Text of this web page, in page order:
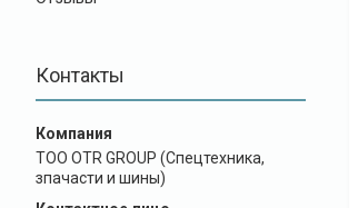
Контакты
ТОО OTR GROUP (Спецтехника,
зпачасти и шины)